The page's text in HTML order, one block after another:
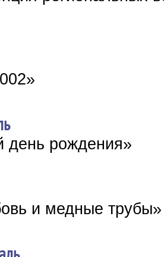
рождения»
и медные трубы»